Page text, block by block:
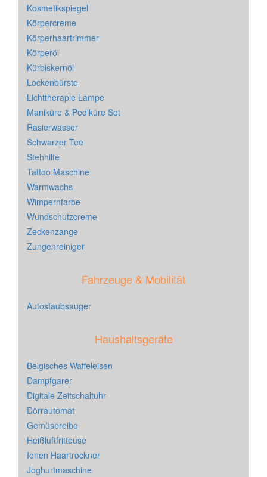
Kosmetikspiegel
Körpercreme
Körperhaartrimmer
Körperöl
Kürbiskernöl
Lockenbürste
Lichttherapie Lampe
Maniküre & Pediküre Set
Rasierwasser
Schwarzer Tee
Stehhilfe
Tattoo Maschine
Warmwachs
Wimpernfarbe
Wundschutzcreme
Zeckenzange
Zungenreiniger
Fahrzeuge & Mobilität
Autostaubsauger
Haushaltsgeräte
Belgisches Waffeleisen
Dampfgarer
Digitale Zeitschaltuhr
Dörrautomat
Gemüsereibe
Heißluftfritteuse
Ionen Haartrockner
Joghurtmaschine